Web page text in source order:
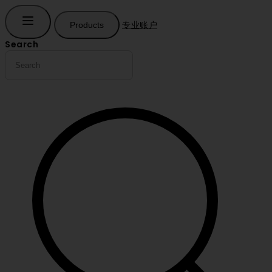
Products
专业账户
Search